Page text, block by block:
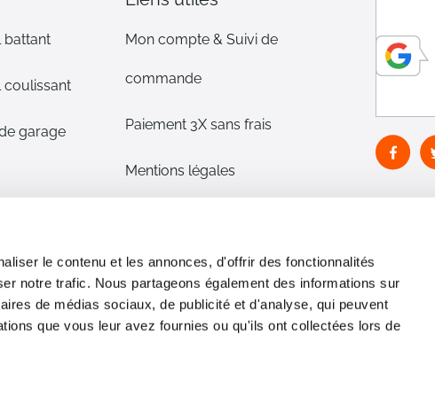
le contenu et les annonces, d'offrir des fonctionnalités
notre trafic. Nous partageons également des informations sur
de médias sociaux, de publicité et d'analyse, qui peuvent
que vous leur avez fournies ou qu'ils ont collectées lors de
battant
coulissant
garage
Mon compte & Suivi de
commande
Paiement 3X sans frais
Mentions légales
Plan du site
Livraison & Retour